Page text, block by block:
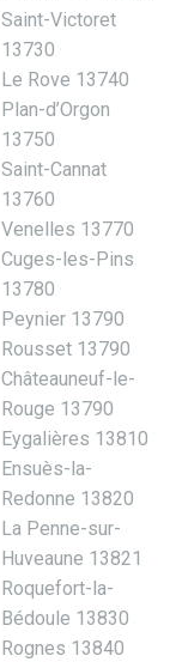
Saint-Victoret
13730
Le Rove 13740
Plan-d’Orgon
13750
Saint-Cannat
13760
Venelles 13770
Cuges-les-Pins
13780
Peynier 13790
Rousset 13790
Châteauneuf-le-
Rouge 13790
Eygalières 13810
Ensuès-la-
Redonne 13820
La Penne-sur-
Huveaune 13821
Roquefort-la-
Bédoule 13830
Rognes 13840